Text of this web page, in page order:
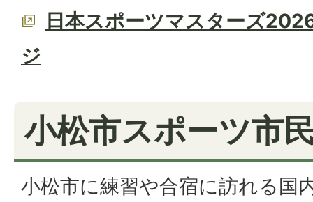
日本スポーツマスターズ
ジ
小松市スポーツ市
小松市に練習や合宿に訪れる国